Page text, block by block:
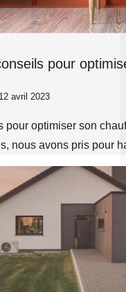
pour
12 avril 2023
pour optimiser son
nous avons pris pour